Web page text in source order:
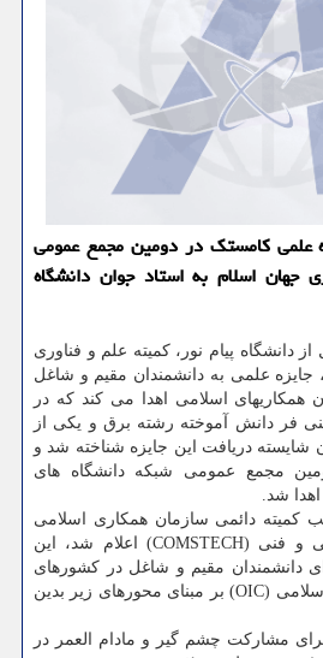
علمی كامستك در دومین مجمع عمومی
جهان اسلام به استاد جوان دانشگاه
دانشگاه پیام نور، كمیته علم و فناوری
جایزه علمی به دانشمندان مقیم و شاغل
اسلامی اهدا می كند كه در
امینی فر دانش آموخته رشته برق و یكی از
شایسته دریافت این جایزه شناخته شد و
مجمع عمومی شبكه دانشگاه های
شد.
كمیته دائمی سازمان همكاری اسلامی
در زمینه همكاریهای علمی و فنی (COMSTECH) اعلام شد، این
دانشمندان مقیم و شاغل در كشورهای
عضو سازمان همكاریهای اسلامی (OIC) بر مبنای محورهای زیر بدین
۵۰۰۰ دلاری برای مشاركت چشم گیر و مادام العمر در